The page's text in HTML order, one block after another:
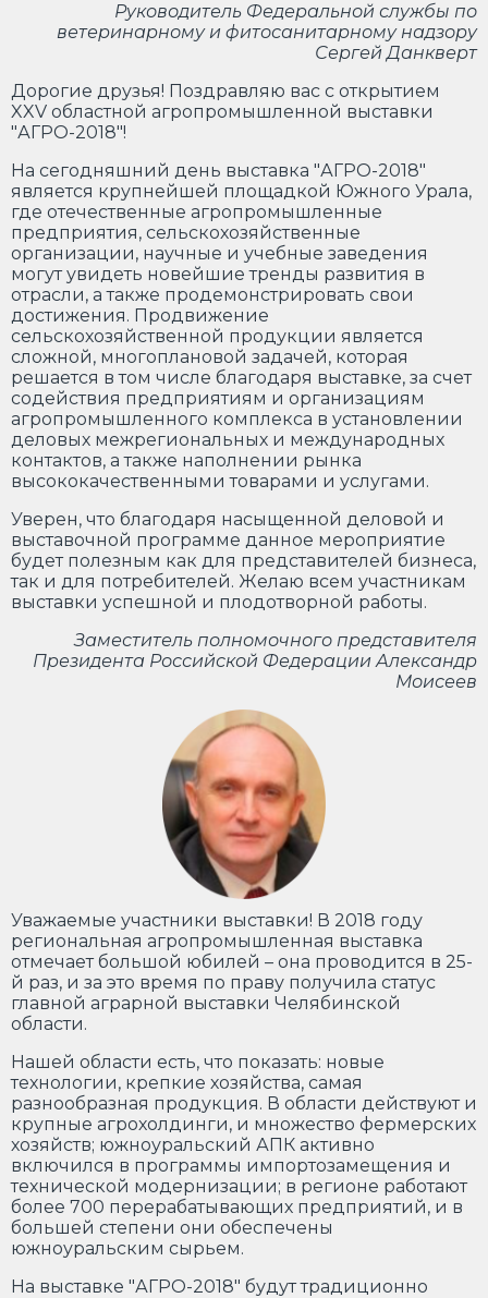
Руководитель Федеральной службы по
ветеринарному и фитосанитарному надзору
Сергей Данкверт
Дорогие друзья! Поздравляю вас с открытием
XXV областной агропромышленной выставки
"АГРО-2018"!
На сегодняшний день выставка "АГРО-2018"
является крупнейшей площадкой Южного Урала,
где отечественные агропромышленные
предприятия, сельскохозяйственные
организации, научные и учебные заведения
могут увидеть новейшие тренды развития в
отрасли, а также продемонстрировать свои
достижения. Продвижение
сельскохозяйственной продукции является
сложной, многоплановой задачей, которая
решается в том числе благодаря выставке, за счет
содействия предприятиям и организациям
агропромышленного комплекса в установлении
деловых межрегиональных и международных
контактов, а также наполнении рынка
высококачественными товарами и услугами.
Уверен, что благодаря насыщенной деловой и
выставочной программе данное мероприятие
будет полезным как для представителей бизнеса,
так и для потребителей. Желаю всем участникам
выставки успешной и плодотворной работы.
Заместитель полномочного представителя
Президента Российской Федерации Александр
Моисеев
Уважаемые участники выставки! В 2018 году
региональная агропромышленная выставка
отмечает большой юбилей – она проводится в 25-
й раз, и за это время по праву получила статус
главной аграрной выставки Челябинской
области.
Нашей области есть, что показать: новые
технологии, крепкие хозяйства, самая
разнообразная продукция. В области действуют и
крупные агрохолдинги, и множество фермерских
хозяйств; южноуральский АПК активно
включился в программы импортозамещения и
технической модернизации; в регионе работают
более 700 перерабатывающих предприятий, и в
большей степени они обеспечены
южноуральским сырьем.
На выставке "АГРО-2018" будут традиционно